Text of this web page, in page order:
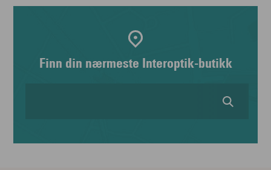
Finn din nærmeste Interoptik-butikk